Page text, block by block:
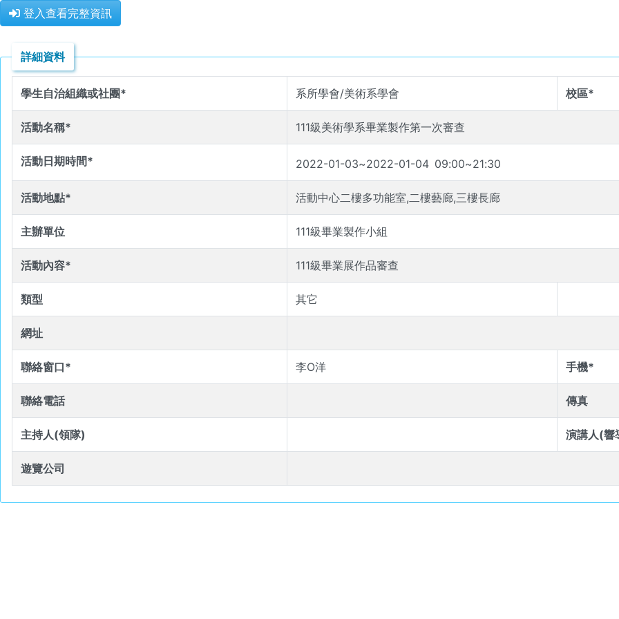
登入查看完整資訊
詳細資料
學生自治組織或社團* 系所學會/美術系學會 校區*
活動名稱* 111級美術學系畢業製作第一次審查
活動日期時間* 2022-01-03~2022-01-04 09:00~21:30
活動地點* 活動中心二樓多功能室,二樓藝廊,三樓長廊
主辦單位 111級畢業製作小組
活動內容* 111級畢業展作品審查
類型 其它
網址
聯絡窗口* 李O洋 手機*
聯絡電話 傳真
主持人(領隊) 演講人(響
遊覽公司